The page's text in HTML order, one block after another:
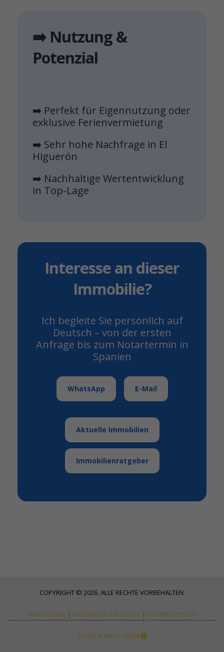
➡️ Nutzung &
Potenzial
➡️ Perfekt für Eigennutzung oder
exklusive Ferienvermietung
➡️ Sehr hohe Nachfrage in El
Higuerón
➡️ Nachhaltige Wertentwicklung
in Top-Lage
Interesse an dieser
Immobilie?
Ich begleite Sie persönlich auf
Deutsch – von der ersten
Anfrage bis zum Notartermin in
Spanien
WhatsApp E-Mail
Aktuelle Immobilien
Immobilienratgeber
COPYRIGHT © 2026. ALLE RECHTE VORBEHALTEN.
AVISO LEGAL | DATENSCHUTZGESETZ | COOKIES POLICY
ZURÜCK NACH OBEN